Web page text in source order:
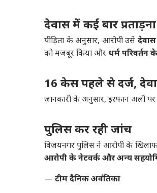
देवास में कई बार प्रताड़ना
पीड़िता के अनुसार, आरोपी उसे
को मजबूर किया और धर्म परिवर्तन
16 केस पहले से दर्ज,
जानकारी के अनुसार, इरफान अली पर
पुलिस कर रही जांच
विजयनगर पुलिस ने आरोपी के
आरोपी के नेटवर्क और अन्य
— टीम दै‌निक अवंतिका